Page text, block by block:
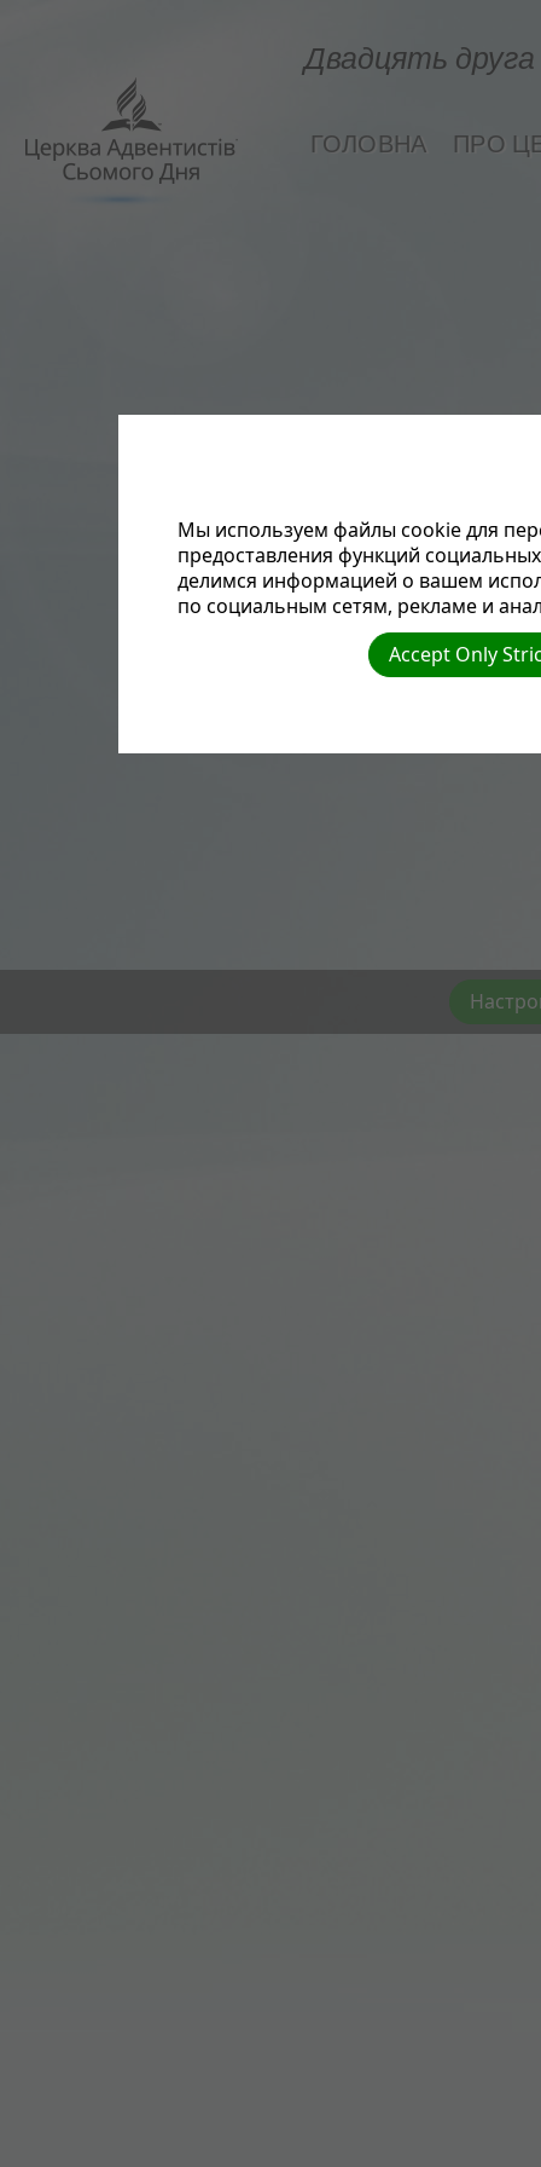
Двадцять друга
ГОЛОВНА ПРО
Мы используем файлы cookie для
предоставления функций
делимся информацией о вашем
по социальным сетям, рекламе и
Accept Only